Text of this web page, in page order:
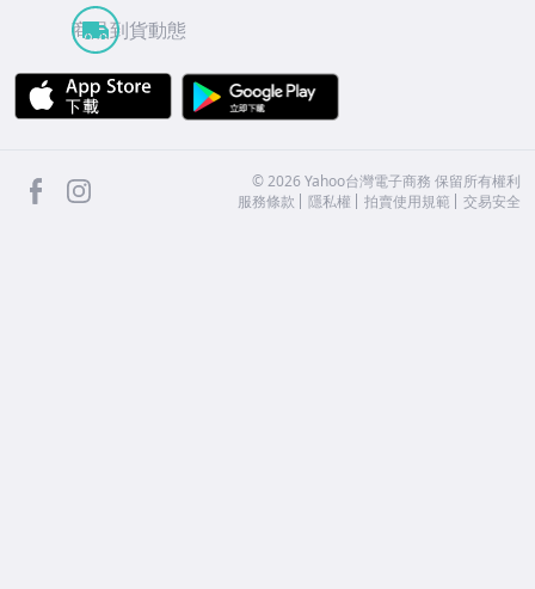
商品到貨動態
APP Store
facebook ©2026 Yahoo台灣電子商務 保留所有權利
服務條款
隱私權 拍賣使用規範 交易安全